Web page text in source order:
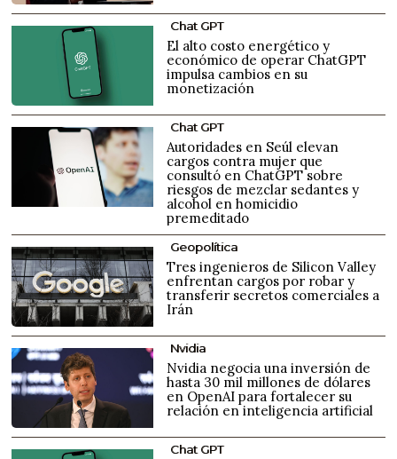
Chat GPT
El alto costo energético y
económico de operar ChatGPT
impulsa cambios en su
monetización
Chat GPT
Autoridades en Seúl elevan
cargos contra mujer que
consultó en ChatGPT sobre
riesgos de mezclar sedantes y
alcohol en homicidio
premeditado
Geopolítica
Tres ingenieros de Silicon Valley
enfrentan cargos por robar y
transferir secretos comerciales a
Irán
Nvidia
Nvidia negocia una inversión de
hasta 30 mil millones de dólares
en OpenAI para fortalecer su
relación en inteligencia artificial
Chat GPT